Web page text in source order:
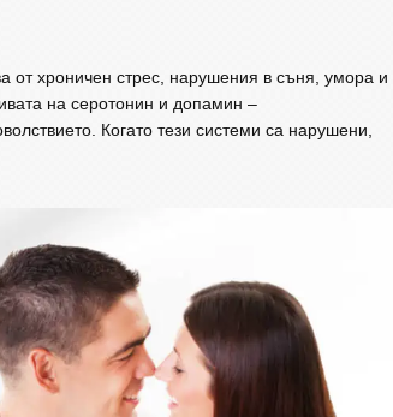
от хроничен стрес, нарушения в съня, умора и
на серотонин и допамин –
Когато тези системи са нарушени,